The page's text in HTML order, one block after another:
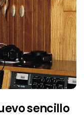
sencillo